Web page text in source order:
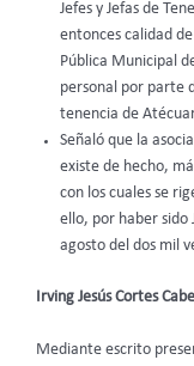
Jefes y Jefas de
entonces calidad
Pública Municipal
personal por parte
tenencia de
Señaló que la
existe de hecho,
con los cuales se
ello, por haber sido
agosto del dos mil
Irving Jesús Cortes
Mediante escrito